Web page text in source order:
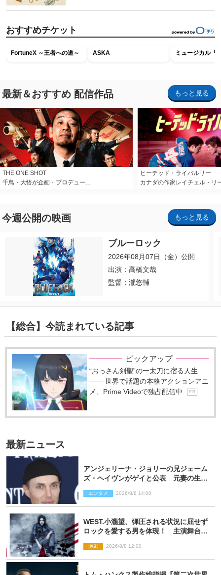
おすすめチケット
FortuneX ～王者への道～ ASKA ミュージカル『
最新＆おすすめ 配信作品 もっと見る
THE ONE SHOT
千鳥・大悟が企画・プロデュー…
ヒーテッド・ライバルリー
カナダの作家レイチェル・リ
今週公開の映画 もっと見る
ブルーロック
2026年08月07日（金）公開
出演：高橋文哉
監督：瀧悠輔
【総合】今読まれている記事
ピックアップ
“おっさん剣聖”の一太刀に宿る人生
―― 世界で話題の本格アクションアニ
メ、Prime Videoで独占配信中
P R
最新ニュース
アンジェリーナ・ジョリーの兄ジェーム
ズ・ヘイヴンがゲイと公表 元妻の生配
エンタメ 2026/8/8 14:00
WEST.小瀧望、弾圧される状況に屈せず
ロックを愛する男を体現！ 主演舞台
演劇 2026/8/8 12:00